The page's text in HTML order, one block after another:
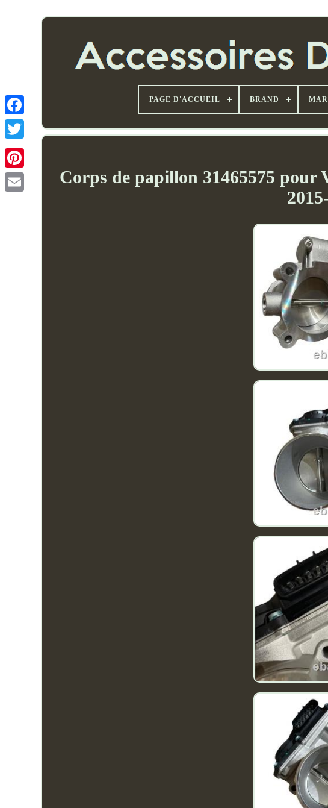
PAGE D'ACCUEIL BRAND
Corps de papillon 31465575 pour